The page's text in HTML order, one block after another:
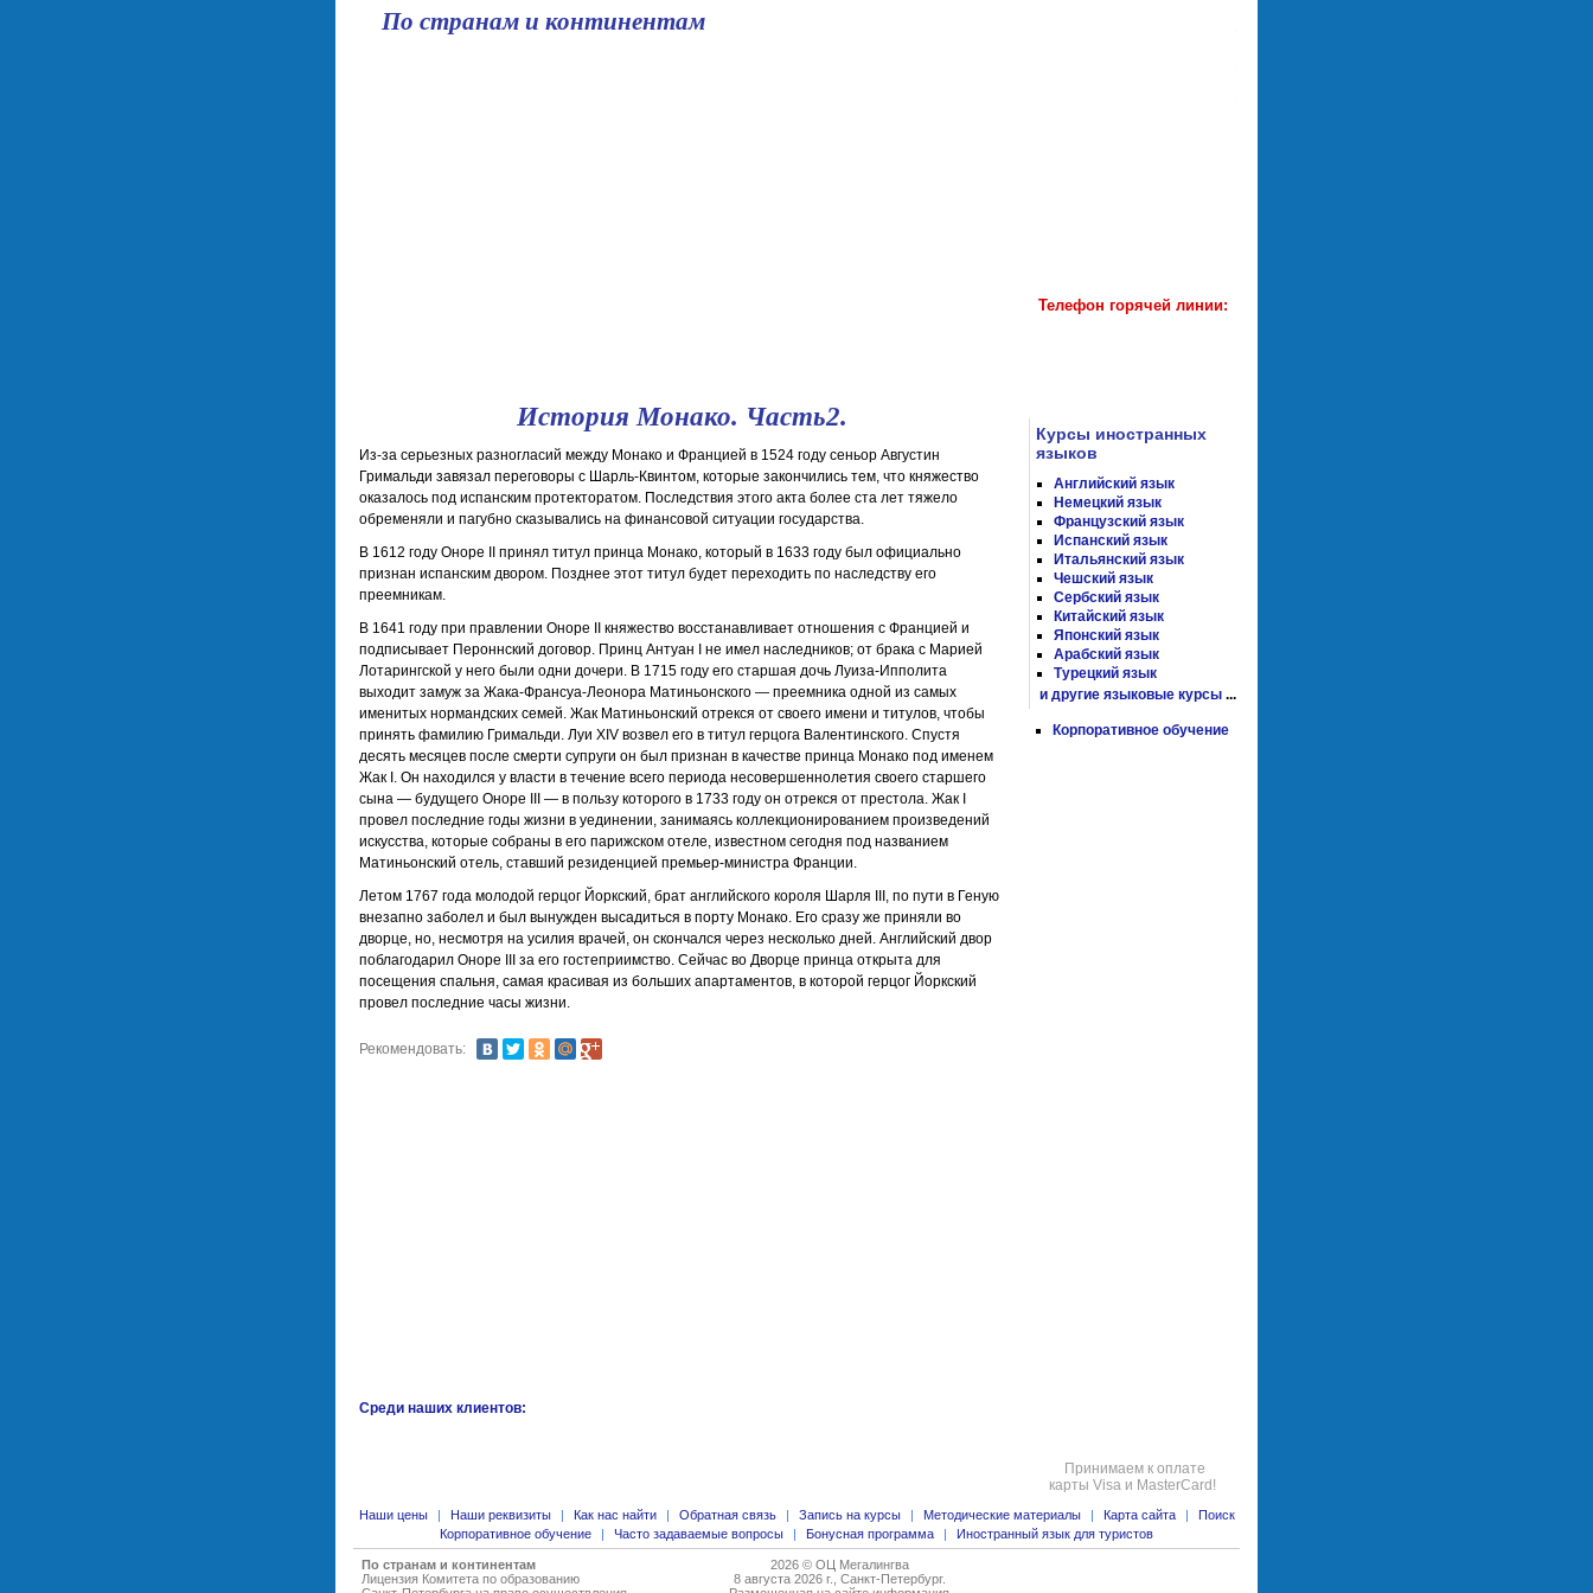
По странам и континентам
Телефон горячей линии:
История Монако. Часть2.
Из-за серьезных разногласий между Монако и Францией в 1524 году сеньор Августин
Гримальди завязал переговоры с Шарль-Квинтом, которые закончились тем, что княжество
оказалось под испанским протекторатом. Последствия этого акта более ста лет тяжело
обременяли и пагубно сказывались на финансовой ситуации государства.
В 1612 году Оноре II принял титул принца Монако, который в 1633 году был официально
признан испанским двором. Позднее этот титул будет переходить по наследству его
преемникам.
В 1641 году при правлении Оноре II княжество восстанавливает отношения с Францией и
подписывает Пероннский договор. Принц Антуан I не имел наследников; от брака с Марией
Лотарингской у него были одни дочери. В 1715 году его старшая дочь Луиза-Ипполита
выходит замуж за Жака-Франсуа-Леонора Матиньонского — преемника одной из самых
именитых нормандских семей. Жак Матиньонский отрекся от своего имени и титулов, чтобы
принять фамилию Гримальди. Луи XIV возвел его в титул герцога Валентинского. Спустя
десять месяцев после смерти супруги он был признан в качестве принца Монако под именем
Жак I. Он находился у власти в течение всего периода несовершеннолетия своего старшего
сына — будущего Оноре III — в пользу которого в 1733 году он отрекся от престола. Жак I
провел последние годы жизни в уединении, занимаясь коллекционированием произведений
искусства, которые собраны в его парижском отеле, известном сегодня под названием
Матиньонский отель, ставший резиденцией премьер-министра Франции.
Летом 1767 года молодой герцог Йоркский, брат английского короля Шарля III, по пути в Геную
внезапно заболел и был вынужден высадиться в порту Монако. Его сразу же приняли во
дворце, но, несмотря на усилия врачей, он скончался через несколько дней. Английский двор
поблагодарил Оноре III за его гостеприимство. Сейчас во Дворце принца открыта для
посещения спальня, самая красивая из больших апартаментов, в которой герцог Йоркский
провел последние часы жизни.
Рекомендовать:
Курсы иностранных
языков
Английский язык
Немецкий язык
Французский язык
Испанский язык
Итальянский язык
Чешский язык
Сербский язык
Китайский язык
Японский язык
Арабский язык
Турецкий язык
и другие языковые курсы ...
Корпоративное обучение
Среди наших клиентов:
Принимаем к оплате
карты Visa и MasterCard!
Наши цены | Наши реквизиты | Как нас найти | Обратная связь | Запись на курсы | Методические материалы | Карта сайта |
Поиск
Корпоративное обучение
| Часто задаваемые вопросы | Бонусная программа | Иностранный язык для туристов
По странам и континентам
Лицензия Комитета по образованию
2026 © ОЦ Мегалингва
8 августа 2026 г., Санкт-Петербург.